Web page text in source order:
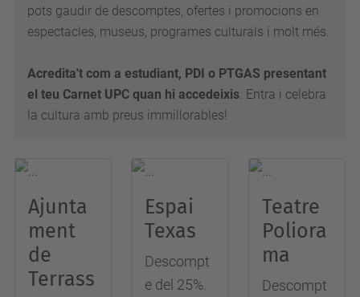
pots gaudir de descomptes, ofertes i promocions en
espectacles, museus, programes culturals i molt més.
Acredita't com a estudiant, PDI o PTGAS presentant
el teu Carnet UPC quan hi accedeixis. Entra i celebra
la cultura amb preus immillorables!
Ajunta
ment
de
Terrass
Espai
Texas
Descompt
e del 25%.
Teatre
Poliora
ma
Descompt